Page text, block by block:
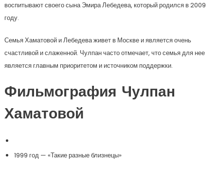
воспитывают своего сына Эмира Лебедева, который родился в 2009
году.
Семья Хаматовой и Лебедева живет в Москве и является очень
счастливой и слаженной. Чулпан часто отмечает, что семья для нее
является главным приоритетом и источником поддержки.
Фильмография Чулпан
Хаматовой
1999 год — «Такие разные близнецы»